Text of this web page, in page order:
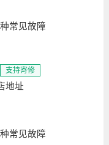
常见故障
支持寄修
地址
常见故障